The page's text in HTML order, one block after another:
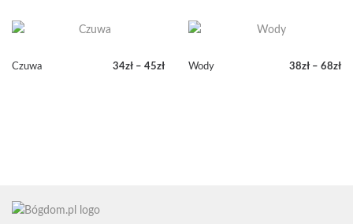
40zł
45zł
Czuwa 34zł – 45zł
Wody 38zł – 68zł